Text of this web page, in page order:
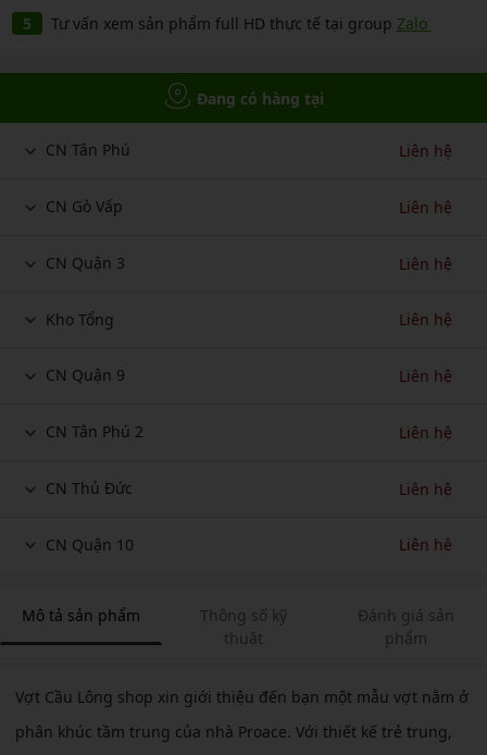
Tư vấn xem sản phẩm full HD thực tế tại group Zalo
Đang có hàng tại
CN Tân Phú Liên hệ
CN Gò Vấp Liên hệ
CN Quận 3 Liên hệ
Kho Tổng Liên hệ
CN Quận 9 Liên hệ
CN Tân Phú 2 Liên hệ
CN Thủ Đức Liên hệ
CN Quận 10 Liên hệ
Mô tả sản phẩm
Thông số kỹ
thuật
Đánh giá sản
phẩm
Vợt Cầu Lông shop xin giới thiệu đến bạn một mẫu vợt nằm ở
phân khúc tầm trung của nhà Proace. Với thiết kế trẻ trung,